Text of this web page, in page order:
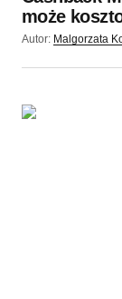
może
Autor: Malgorzata